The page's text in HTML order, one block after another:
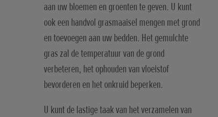
aan uw bloemen en groenten te geven. U kunt
ook een handvol grasmaaisel mengen met grond
en toevoegen aan uw bedden. Het gemulchte
gras zal de temperatuur van de grond
verbeteren, het ophouden van vloeistof
bevorderen en het onkruid beperken.
U kunt de lastige taak van het verzamelen van